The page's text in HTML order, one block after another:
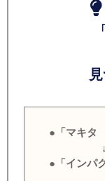
見
●「マキタ
↓
●「インパ